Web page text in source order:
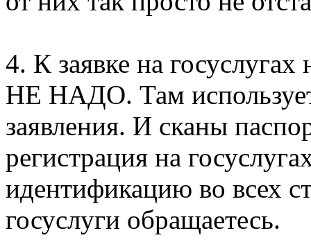
4. К заявке на
НЕ НАДО. Там
заявления. И сканы
регистрация на
идентификацию во всех
госуслуги обращаетесь.